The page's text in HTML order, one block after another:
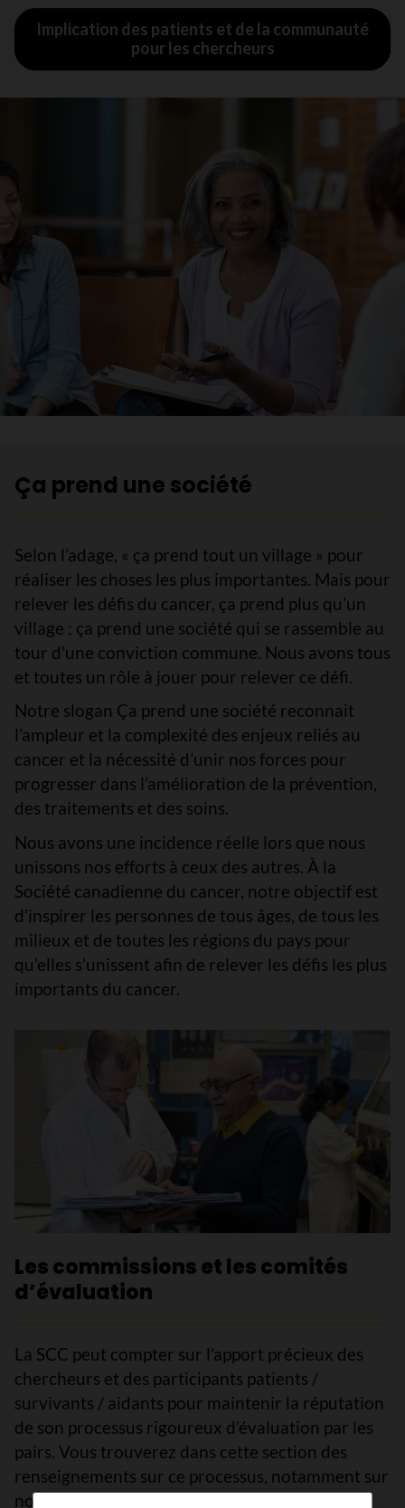
Implication des patients et de la communauté
pour les chercheurs
Ça prend une société
Selon l’adage, « ça prend tout un village » pour
réaliser les choses les plus importantes. Mais pour
relever les défis du cancer, ça prend plus qu’un
village : ça prend une société qui se rassemble au
tour d'une conviction commune. Nous avons tous
et toutes un rôle à jouer pour relever ce défi.
Notre slogan Ça prend une société reconnait
l’ampleur et la complexité des enjeux reliés au
cancer et la nécessité d’unir nos forces pour
progresser dans l’amélioration de la prévention,
des traitements et des soins.
Nous avons une incidence réelle lors que nous
unissons nos efforts à ceux des autres. À la
Société canadienne du cancer, notre objectif est
d’inspirer les personnes de tous âges, de tous les
milieux et de toutes les régions du pays pour
qu’elles s’unissent afin de relever les défis les plus
importants du cancer.
Les commissions et les comités
d’évaluation
La SCC peut compter sur l’apport précieux des
chercheurs et des participants patients /
survivants / aidants pour maintenir la réputation
de son processus rigoureux d’évaluation par les
pairs. Vous trouverez dans cette section des
renseignements sur ce processus, notamment sur
nos comités d’évaluation et notre conseil